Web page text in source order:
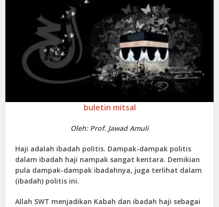
buletin mitsal
Oleh: Prof. Jawad Amuli
Haji adalah ibadah politis. Dampak-dampak politis
dalam ibadah haji nampak sangat kentara. Demikian
pula dampak-dampak ibadahnya, juga terlihat dalam
(ibadah) politis ini.
Allah SWT menjadikan Kabah dan ibadah haji sebagai